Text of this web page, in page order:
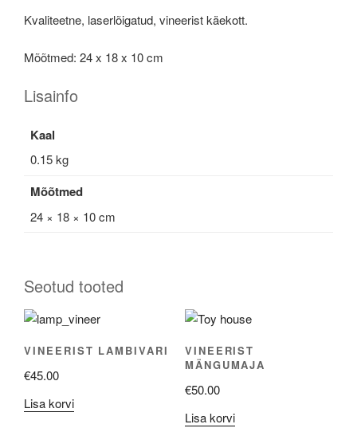
Kvaliteetne, laserlõigatud, vineerist käekott.
Mõõtmed: 24 x 18 x 10 cm
Lisainfo
Kaal
0.15 kg
Mõõtmed
24 × 18 × 10 cm
Seotud tooted
VINEERIST LAMBIVARI
€45.00
Lisa korvi
VINEERIST
MÄNGUMAJA
€50.00
Lisa korvi